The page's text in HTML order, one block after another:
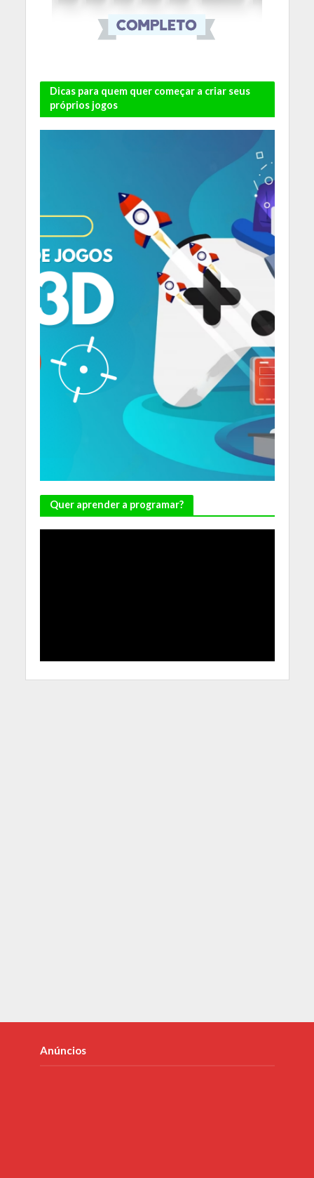
Dicas para quem quer começar a criar seus
próprios jogos
Quer aprender a programar?
Anúncios